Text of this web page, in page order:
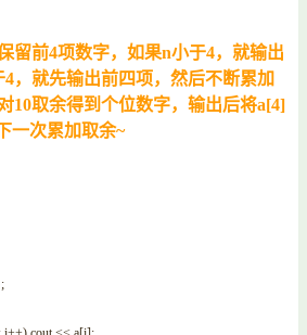
留前4项数字，如果n小于4，就输出
，就先输出前四项，然后不断累加
10取余得到个位数字，输出后将a[4]
一次累加取余~
;